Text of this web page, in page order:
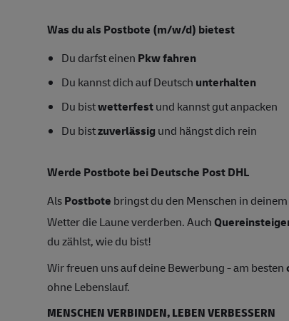
Was du als Postbote (m/w/d) bietest
Du darfst einen Pkw fahren
Du kannst dich auf Deutsch unterhalten
Du bistwetterfestund kannst gut anpacken
Du bistzuverlässig und hängst dich rein
Werde Postbote bei Deutsche Post DHL
AlsPostbote bringst du den Menschen in
Wetter die Laune verderben. Auch
du zählst, wie du bist!
Wir freuen uns auf deine Bewerbung - am besten
ohne Lebenslauf.
MENSCHEN VERBINDEN, LEBEN VERBESSERN